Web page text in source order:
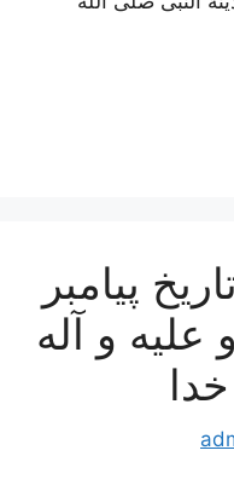
پیامبر
علیه و آله